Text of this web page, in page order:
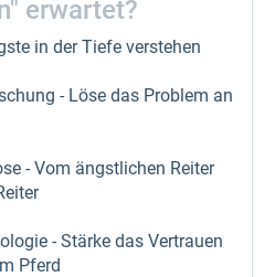
erwartet?
in der Tiefe verstehen
- Löse das Problem an
- Vom ängstlichen Reiter
- Stärke das Vertrauen
Pferd